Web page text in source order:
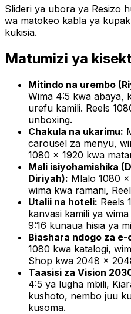
Slideri ya ubora ya Resizo
wa matokeo kabla ya
kukisia.
Matumizi ya
Mitindo na urembo
Wima 4:5 kwa abaya,
urefu kamili. Reels
unboxing.
Chakula na ukarimu:
carousel za menyu,
1080 × 1920 kwa
Mali isiyohamishika
Diriyah): Mlalo 1080
wima kwa ramani,
Utalii na hoteli: Reels
kanvasi kamili ya
9:16 kunaua hisia ya
Biashara ndogo za
1080 kwa katalogi,
Shop kwa 2048 ×
Taasisi za Vision
4:5 ya lugha mbili,
kushoto, nembo juu
kusoma.